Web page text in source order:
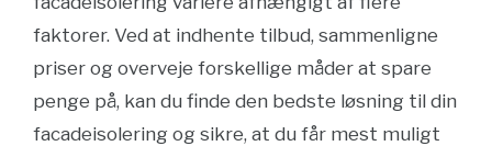
faktorer. Ved at indhente tilbud, sammenligne
priser og overveje forskellige måder at spare
penge på, kan du finde den bedste løsning til din
facadeisolering og sikre, at du får mest muligt